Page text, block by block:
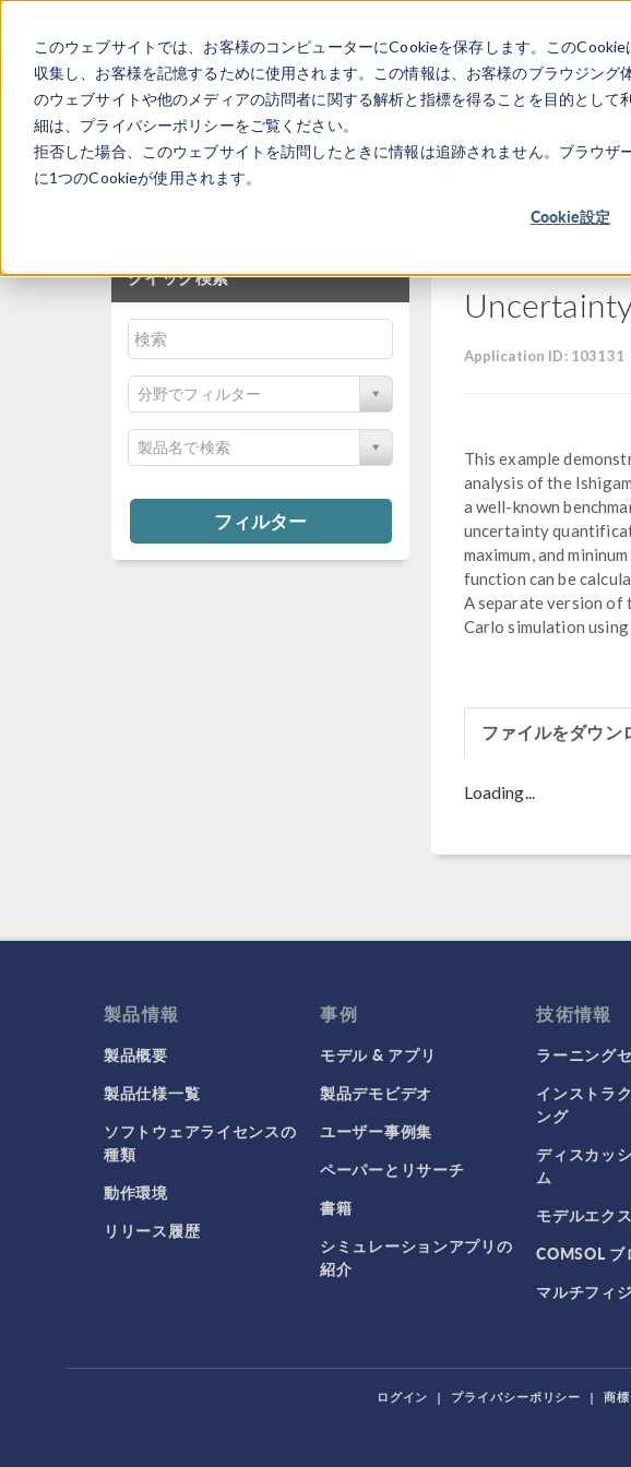
このウェブサイトでは、お客様のコンピューターにCookieを保存します。この
収集し、お客様を記憶するために使用されます。この情報は、お客様のブラウジング
のウェブサイトや他のメディアの訪問者に関する解析と指標を得ることを目的とし
細は、プライバシーポリシーをご覧ください。
拒否した場合、このウェブサイトを訪問したときに情報は追跡されません。ブラウ
に1つのCookieが使用されます。
Cookie設定
アプリケーションギャラリ
クイック検索
分野でフィルター
製品名で検索
フィルター
Application ID: 103131
This example
analysis of the
a well-known
uncertainty
maximum, and
function can be
A separate version of
Carlo simulation
ファイルをダウン
Loading...
製品情報
製品概要
製品仕様一覧
ソフトウェアライセンスの
種類
動作環境
リリース履歴
事例
モデル & アプリ
製品デモビデオ
ユーザー事例集
ペーパーとリサーチ
書籍
シミュレーションアプリの
紹介
技術情報
ラーニング
インストラ
ング
ディスカッ
ム
モデルエク
COMSOL ブ
マルチフィ
ログイン | プライバシーポリシー | 商